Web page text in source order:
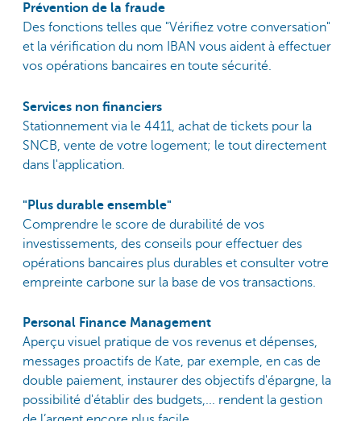
Prévention de la fraude
Des fonctions telles que "Vérifiez votre conversation"
et la vérification du nom IBAN vous aident à effectuer
vos opérations bancaires en toute sécurité.
Services non financiers
Stationnement via le 4411, achat de tickets pour la
SNCB, vente de votre logement; le tout directement
dans l'application.
"Plus durable ensemble"
Comprendre le score de durabilité de vos
investissements, des conseils pour effectuer des
opérations bancaires plus durables et consulter votre
empreinte carbone sur la base de vos transactions.
Personal Finance Management
Aperçu visuel pratique de vos revenus et dépenses,
messages proactifs de Kate, par exemple, en cas de
double paiement, instaurer des objectifs d'épargne, la
possibilité d'établir des budgets,... rendent la gestion